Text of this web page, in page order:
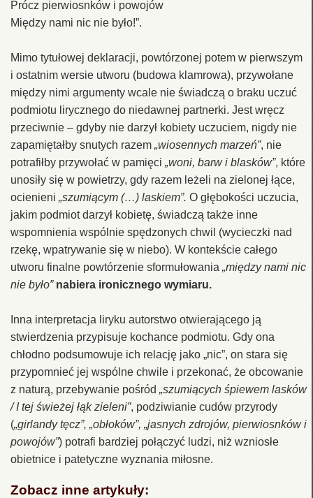
Prócz pierwiosnków i powojów
Między nami nic nie było!”.
Mimo tytułowej deklaracji, powtórzonej potem w pierwszym
i ostatnim wersie utworu (budowa klamrowa), przywołane
między nimi argumenty wcale nie świadczą o braku uczuć
podmiotu lirycznego do niedawnej partnerki. Jest wręcz
przeciwnie – gdyby nie darzył kobiety uczuciem, nigdy nie
zapamiętałby snutych razem „wiosennych marzeń”, nie
potrafiłby przywołać w pamięci „woni, barw i blasków”, które
unosiły się w powietrzy, gdy razem leżeli na zielonej łące,
ocienieni „szumiącym (…) laskiem”. O głębokości uczucia,
jakim podmiot darzył kobietę, świadczą także inne
wspomnienia wspólnie spędzonych chwil (wycieczki nad
rzekę, wpatrywanie się w niebo). W kontekście całego
utworu finalne powtórzenie sformułowania „między nami nic
nie było” nabiera ironicznego wymiaru.
Inna interpretacja liryku autorstwo otwierającego ją
stwierdzenia przypisuje kochance podmiotu. Gdy ona
chłodno podsumowuje ich relację jako „nic”, on stara się
przypomnieć jej wspólne chwile i przekonać, że obcowanie
z naturą, przebywanie pośród „szumiących śpiewem lasków
/ I tej świeżej łąk zieleni”, podziwianie cudów przyrody
(„girlandy tęcz”, „obłoków”, „jasnych zdrojów, pierwiosnków i
powojów”) potrafi bardziej połączyć ludzi, niż wzniosłe
obietnice i patetyczne wyznania miłosne.
Zobacz inne artykuły: